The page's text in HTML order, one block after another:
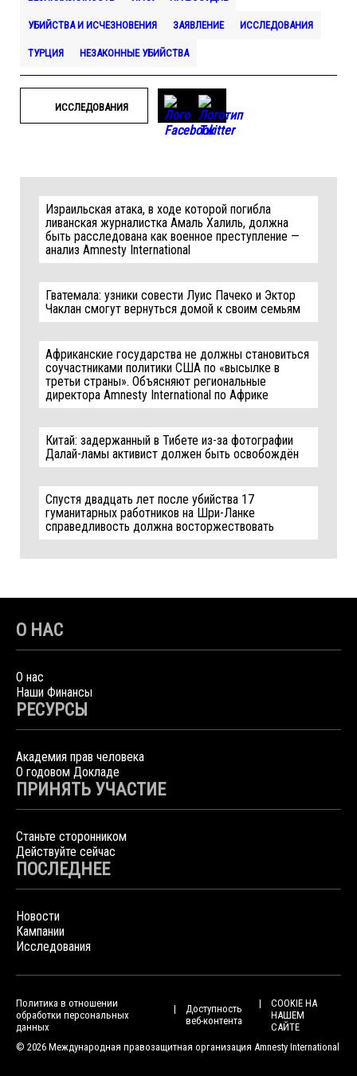
УБИЙСТВА И ИСЧЕЗНОВЕНИЯ ЗАЯВЛЕНИЕ ИССЛЕДОВАНИЯ
ТУРЦИЯ НЕЗАКОННЫЕ УБИЙСТВА
ИССЛЕДОВАНИЯ
Израильская атака, в ходе которой погибла
ливанская журналистка Амаль Халиль, должна
быть расследована как военное преступление —
анализ Amnesty International
Гватемала: узники совести Луис Пачеко и Эктор
Чаклан смогут вернуться домой к своим семьям
Африканские государства не должны становиться
соучастниками политики США по «высылке в
третьи страны». Объясняют региональные
директора Amnesty International по Африке
Китай: задержанный в Тибете из-за фотографии
Далай-ламы активист должен быть освобождён
Спустя двадцать лет после убийства 17
гуманитарных работников на Шри-Ланке
справедливость должна восторжествовать
О НАС
О нас
Наши Финансы
РЕСУРСЫ
Академия прав человека
О годовом Докладе
ПРИНЯТЬ УЧАСТИЕ
Станьте сторонником
Действуйте сейчас
ПОСЛЕДНЕЕ
Новости
Кампании
Исследования
Политика в отношении
обработки персональных
данных
Доступность
веб-контента
COOKIE НА
НАШЕМ
САЙТЕ
© 2026 Международная правозащитная организация Amnesty International